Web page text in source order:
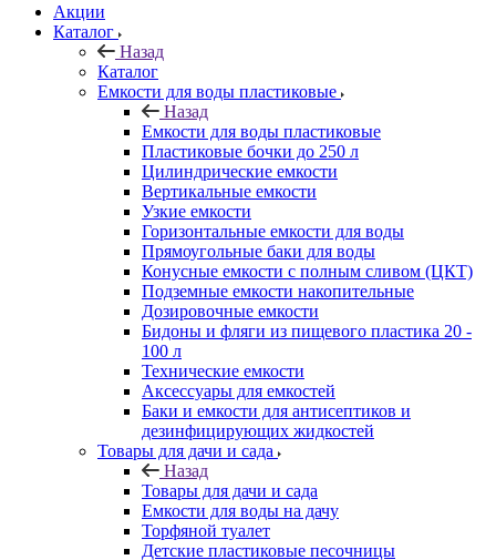
Акции
Каталог
Назад
Каталог
Емкости для воды пластиковые
Назад
Емкости для воды пластиковые
Пластиковые бочки до 250 л
Цилиндрические емкости
Вертикальные емкости
Узкие емкости
Горизонтальные емкости для воды
Прямоугольные баки для воды
Конусные емкости с полным сливом (ЦКТ)
Подземные емкости накопительные
Дозировочные емкости
Бидоны и фляги из пищевого пластика 20 -
100 л
Технические емкости
Аксессуары для емкостей
Баки и емкости для антисептиков и
дезинфицирующих жидкостей
Товары для дачи и сада
Назад
Товары для дачи и сада
Емкости для воды на дачу
Торфяной туалет
Детские пластиковые песочницы